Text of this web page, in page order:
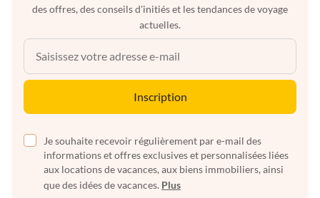
des offres, des conseils d'initiés et les tendances de voyage
actuelles.
Inscription
Je souhaite recevoir régulièrement par e-mail des
informations et offres exclusives et personnalisées liées
aux locations de vacances, aux biens immobiliers, ainsi
que des idées de vacances. Plus